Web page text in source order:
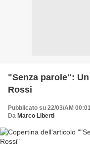
"Senza parole":
Rossi
Pubblicato su 22/03/AM 00:01
Da Marco Liberti